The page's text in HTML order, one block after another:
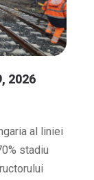
2026
al liniei
stadiu